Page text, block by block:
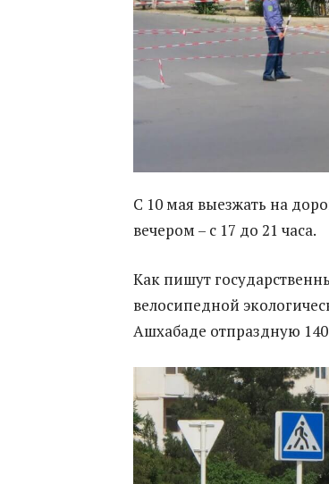
С 10 мая выезжать на
вечером – с 17 до 21 часа.
Как пишут
велосипедной
Ашхабаде отпраздную